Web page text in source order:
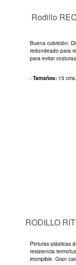
Rodillo
Buena cubrición.
redondeado para
para evitar
- Tamaños: 15 cms.
RODILLO
Pinturas plásticas
resistencia
irrompible. Gran